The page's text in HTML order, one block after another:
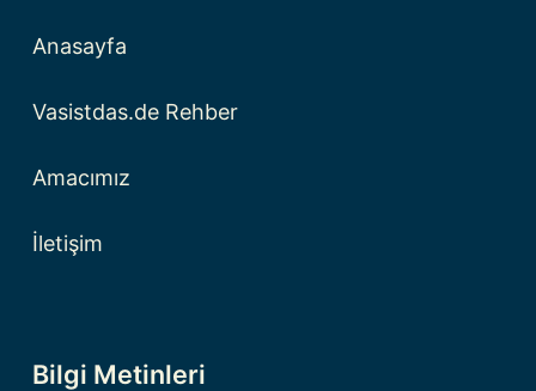
Anasayfa
Vasistdas.de Rehber
Amacımız
İletişim
Bilgi Metinleri